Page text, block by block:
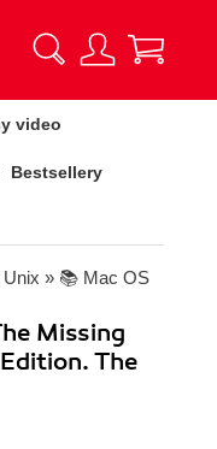
video
Bestsellery
Unix » 📚 Mac OS
Missing
The